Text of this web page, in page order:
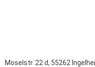
Moselstr. 22 d, 55262